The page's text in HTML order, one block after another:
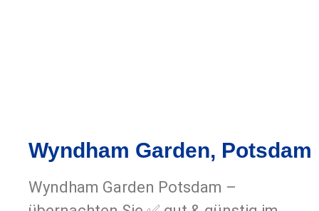
Wyndham Garden, Potsdam
Wyndham Garden Potsdam –